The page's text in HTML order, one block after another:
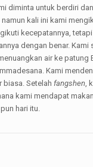
diminta untuk berdiri
kali ini kami
kecepatannya,
dengan benar.
air ke
Kami
biasa. Setelahfangshen,
kami mendapat
hari itu.